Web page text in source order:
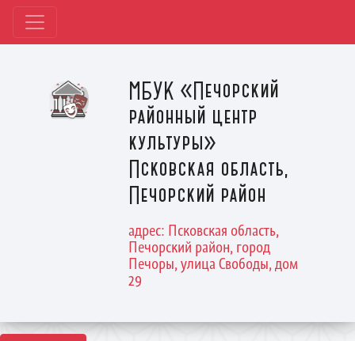
МБУК «Печорский
районный центр
культуры»
Псковская область,
Печорский район
адрес: Псковская область,
Печорский район, город
Печоры, улица Свободы, дом
29